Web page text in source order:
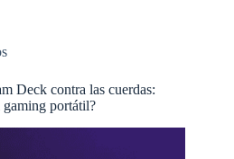
Deck contra las cuerdas:
portátil?